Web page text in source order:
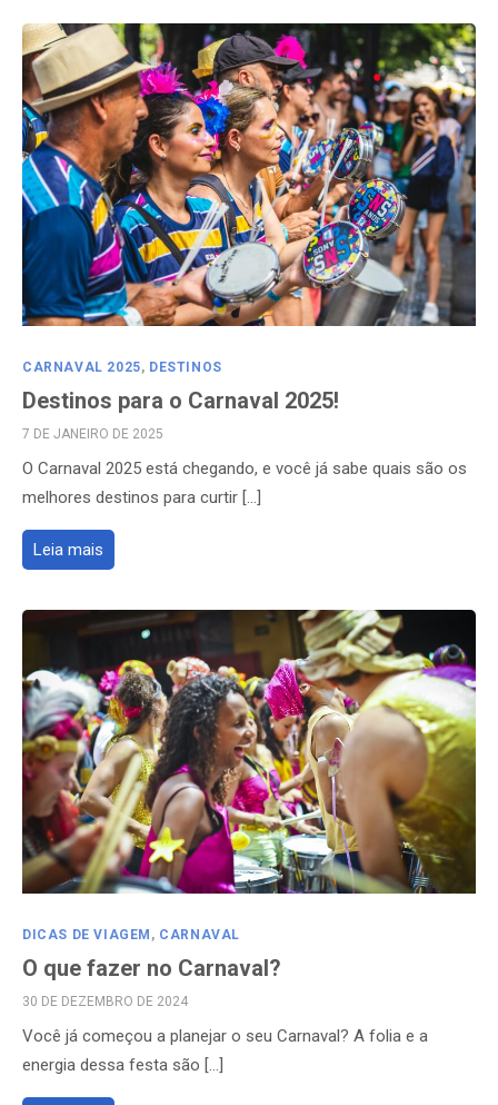
CARNAVAL 2025, DESTINOS
Destinos para o Carnaval 2025!
POSTED
7 DE JANEIRO DE 2025
O Carnaval 2025 está chegando, e você já sabe quais são os
melhores destinos para curtir […]
Leia mais
DICAS DE VIAGEM , CARNAVAL
O que fazer no Carnaval?
POSTED
30 DE DEZEMBRO DE 2024
Você já começou a planejar o seu Carnaval? A folia e a
energia dessa festa são […]